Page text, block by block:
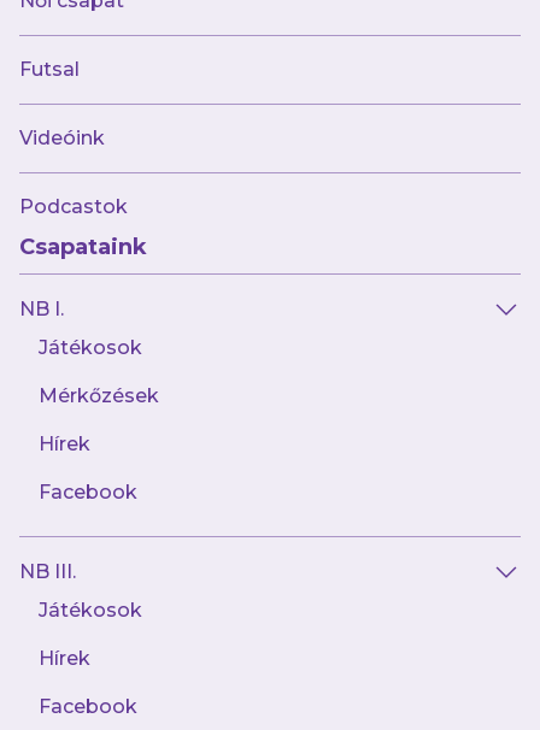
Futsal
Videóink
Podcastok
Csapataink
NB I.
Játékosok
Mérkőzések
Hírek
Facebook
NB III.
Játékosok
Hírek
Facebook
érkezőkkel. Az új játékosokat a közeljövőben
AJÁNLÓ